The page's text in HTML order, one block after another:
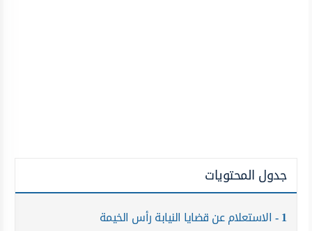
جدول المحتويات
1 الاستعلام عن قضايا النيابة رأس الخيمة